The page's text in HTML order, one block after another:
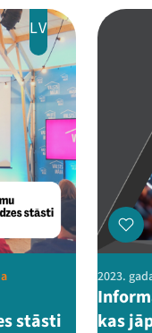
LV
stāsti
2023.
kas